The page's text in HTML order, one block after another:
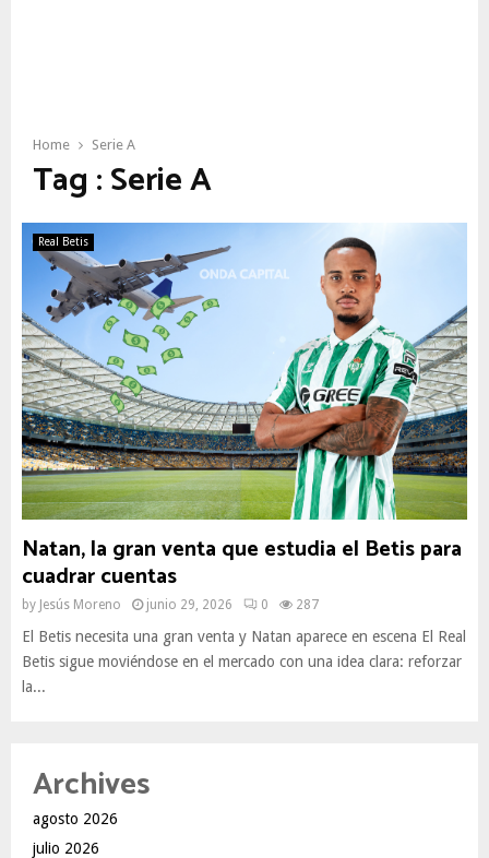
Home Serie A
Tag : Serie A
Real Betis
Natan, la gran venta que estudia el Betis para
cuadrar cuentas
by Jesús Moreno junio 29, 2026 0 287
El Betis necesita una gran venta y Natan aparece en escena El Real
Betis sigue moviéndose en el mercado con una idea clara: reforzar
la...
Archives
agosto 2026
julio 2026